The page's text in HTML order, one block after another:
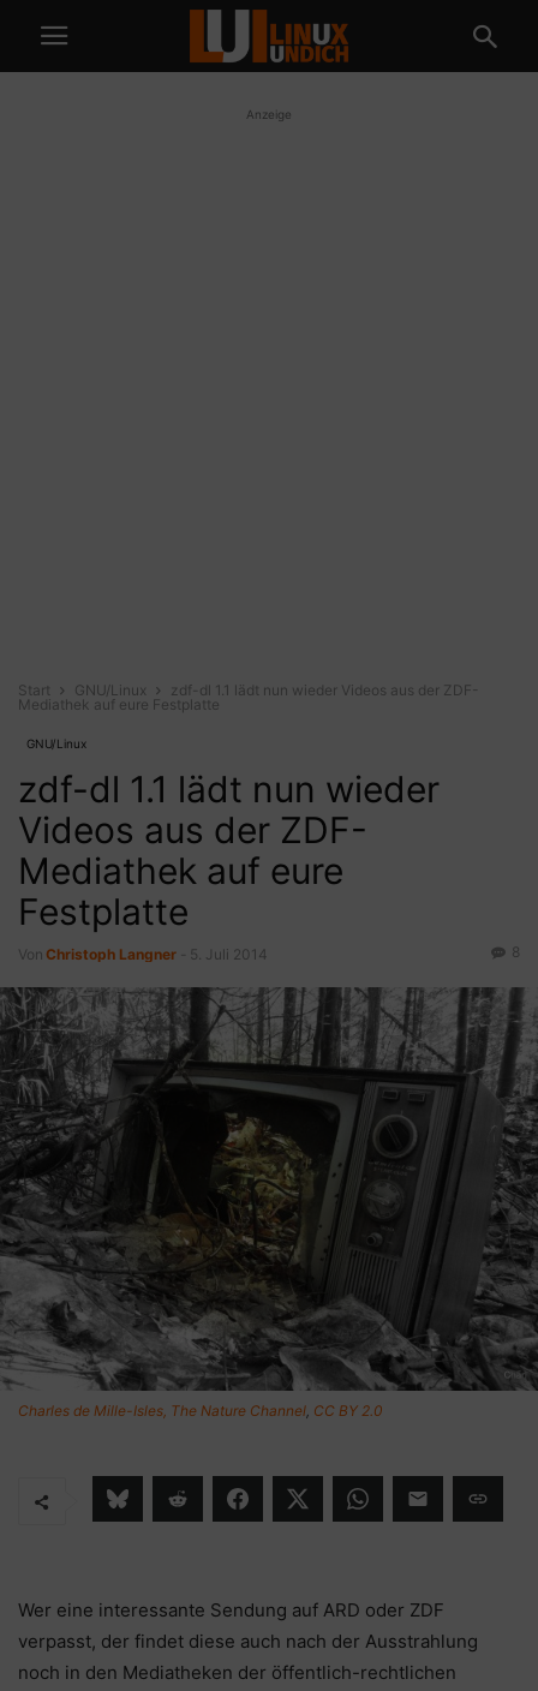
Anzeige
Start GNU/Linux
zdf-dl 1.1 lädt nun wieder Videos aus der ZDF-
Mediathek auf eure Festplatte
GNU/Linux
zdf-dl 1.1 lädt nun wieder
Videos aus der ZDF-
Mediathek auf eure
Festplatte
Von Christoph Langner 5. Juli 2014 8
Charles de Mille-Isles, The Nature Channel, CC BY 2.0
Wer eine interessante Sendung auf ARD oder ZDF
verpasst, der findet diese auch nach der Ausstrahlung
noch in den Mediatheken der öffentlich-rechtlichen